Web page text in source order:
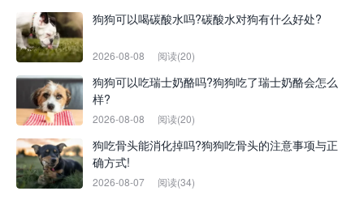
狗狗可以喝碳酸水吗?碳酸水对狗有什么好处?
2026-08-08 阅读(20)
狗狗可以吃瑞士奶酪吗?狗狗吃了瑞士奶酪会怎么
样?
2026-08-08 阅读(20)
狗吃骨头能消化掉吗?狗狗吃骨头的注意事项与正
确方式!
2026-08-07 阅读(34)